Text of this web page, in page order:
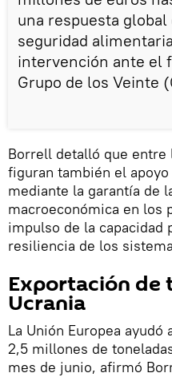
una respuesta
seguridad
intervención ante el
Grupo de los Veinte
Borrell detalló que entre
figuran también el
mediante la garantía de
macroeconómica en los
impulso de la capacidad
resiliencia de los
Exportación de
Ucrania
La Unión Europea ayudó
2,5 millones de
mes de junio, afirmó